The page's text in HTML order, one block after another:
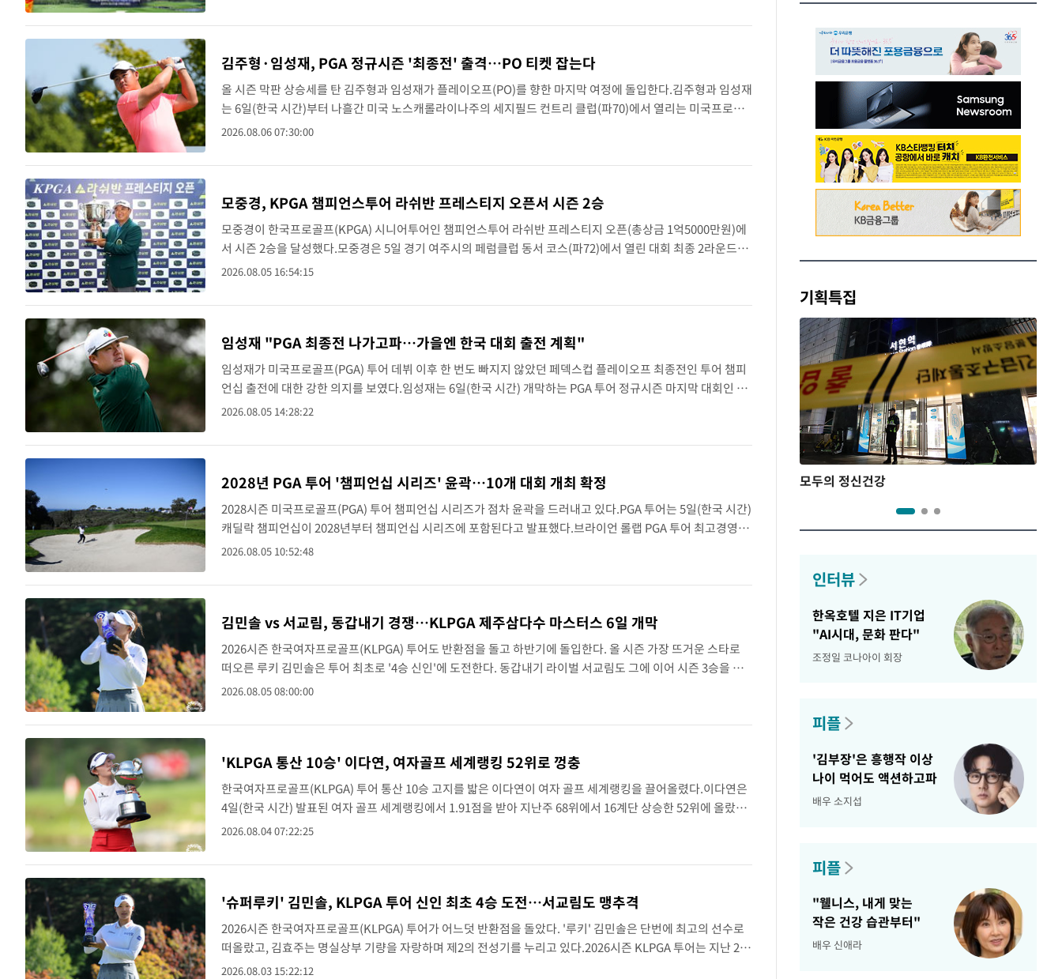
김주형·임성재, PGA 정규시즌 '최종전' 출격…PO 티켓 잡는다
올 시즌 막판 상승세를 탄 김주형과 임성재가 플레이오프(PO)를 향한 마지막 여정에 돌입한다.김주형과 임성재
는 6일(한국 시간)부터 나흘간 미국 노스캐롤라이나주의 세지필드 컨트리 클럽(파70)에서 열리는 미국프로골
프(PGA) 투어 윈덤 챔피언십(총상금 850만 달러)에 출전한다.윈덤 챔피언십은 올해 PGA 투어 정규시즌 마지막
2026.08.06 07:30:00
모중경, KPGA 챔피언스투어 라쉬반 프레스티지 오픈서 시즌 2승
모중경이 한국프로골프(KPGA) 시니어투어인 챔피언스투어 라쉬반 프레스티지 오픈(총상금 1억5000만원)에
서 시즌 2승을 달성했다.모중경은 5일 경기 여주시의 페럼클럽 동서 코스(파72)에서 열린 대회 최종 2라운드에
서 버디 8개와 더블보기 1개로 6언더파 66타를 쳤다.최종 합계 8언더파 136타의 모중경은 5언더파 139타의 공
2026.08.05 16:54:15
임성재 "PGA 최종전 나가고파…가을엔 한국 대회 출전 계획"
임성재가 미국프로골프(PGA) 투어 데뷔 이후 한 번도 빠지지 않았던 페덱스컵 플레이오프 최종전인 투어 챔피
언십 출전에 대한 강한 의지를 보였다.임성재는 6일(한국 시간) 개막하는 PGA 투어 정규시즌 마지막 대회인 윈
덤 챔피언십(총상금 850만 달러)을 앞두고 가진 국내 취재진과 인터뷰에서 "시즌 초반 손목 부상으로 페덱스컵
2026.08.05 14:28:22
2028년 PGA 투어 '챔피언십 시리즈' 윤곽…10개 대회 개최 확정
2028시즌 미국프로골프(PGA) 투어 챔피언십 시리즈가 점차 윤곽을 드러내고 있다.PGA 투어는 5일(한국 시간)
캐딜락 챔피언십이 2028년부터 챔피언십 시리즈에 포함된다고 발표했다.브라이언 롤랩 PGA 투어 최고경영자
(CEO)가 지난달 트래블러스 챔피언십에서 처음 공개한 대로, PGA 투어는 2028년부터 새로운 대회 운영 체제
2026.08.05 10:52:48
김민솔 vs 서교림, 동갑내기 경쟁…KLPGA 제주삼다수 마스터스 6일 개막
2026시즌 한국여자프로골프(KLPGA) 투어도 반환점을 돌고 하반기에 돌입한다. 올 시즌 가장 뜨거운 스타로
떠오른 루키 김민솔은 투어 최초로 '4승 신인'에 도전한다. 동갑내기 라이벌 서교림도 그에 이어 시즌 3승을 노
린다.KLPGA 투어 제주삼다수 마스터스(총상금 10억원)는 오는 6일부터 나흘간 제주 서귀포의 테디밸리 골프
2026.08.05 08:00:00
'KLPGA 통산 10승' 이다연, 여자골프 세계랭킹 52위로 껑충
한국여자프로골프(KLPGA) 투어 통산 10승 고지를 밟은 이다연이 여자 골프 세계랭킹을 끌어올렸다.이다연은
4일(한국 시간) 발표된 여자 골프 세계랭킹에서 1.91점을 받아 지난주 68위에서 16계단 상승한 52위에 올랐다.
그는 지난 2일 강원도 원주시 오로라 골프&리조트에서 열린 KLPGA 투어 오로라월드 챔피언십 최종 4라운드에
2026.08.04 07:22:25
'슈퍼루키' 김민솔, KLPGA 투어 신인 최초 4승 도전…서교림도 맹추격
2026시즌 한국여자프로골프(KLPGA) 투어가 어느덧 반환점을 돌았다. '루키' 김민솔은 단번에 최고의 선수로
떠올랐고, 김효주는 명실상부 기량을 자랑하며 제2의 전성기를 누리고 있다.2026시즌 KLPGA 투어는 지난 2일
강원 원주의 오로라 골프&리조트(파72)에서 열린 오로라월드 챔피언십(총상금 10억원)을 마지막으로 전반기
2026.08.03 15:22:12
기획특집
모두의 정신건강
인터뷰
한옥호텔 지은 IT기업
"AI시대, 문화 판다"
조정일 코나아이 회장
피플
'김부장'은 흥행작 이상
나이 먹어도 액션하고파
배우 소지섭
피플
"웰니스, 내게 맞는
작은 건강 습관부터"
배우 신애라